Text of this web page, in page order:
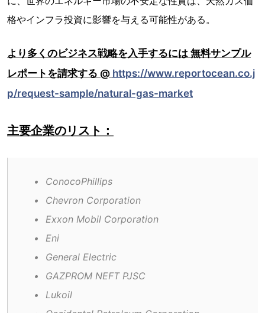
格やインフラ投資に影響を与える可能性がある。
より多くのビジネス戦略を入手するには 無料サンプル
レポートを請求する @ https://www.reportocean.co.j
p/request-sample/natural-gas-market
主要企業のリスト：
•	ConocoPhillips
•	Chevron Corporation
•	Exxon Mobil Corporation
•	Eni
•	General Electric
•	GAZPROM NEFT PJSC
•	Lukoil